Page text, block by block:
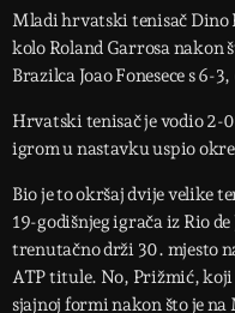
Mladi hrvatski tenisač Dino
kolo Roland Garrosa nakon
Brazilca Joao Fonesece s 6-
Hrvatski tenisač je vodio 2-
igrom u nastavku uspio
Bio je to okršaj dvije velike
19-godišnjeg igrača iz Rio
trenutačno drži 30. mjesto
ATP titule. No, Prižmić, koji
sjajnoj formi nakon što je na